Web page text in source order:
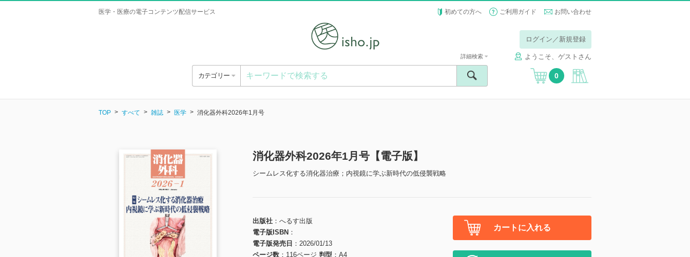
医学・医療の電子コンテンツ配信サービス 初めての方へ ご利用ガイド お問い合わせ
ログイン／新規登録
ようこそ、ゲストさん
カテゴリー
詳細検索
0
TOP すべて 雑誌 医学 消化器外科2026年1月号
消化器外科2026年1月号【電子版】
シームレス化する消化器治療；内視鏡に学ぶ新時代の低侵襲戦略
出版社
へるす出版
電子版ISBN
電子版発売日
2026/01/13
ページ数
116ページ 判型
A4
カートに入れる